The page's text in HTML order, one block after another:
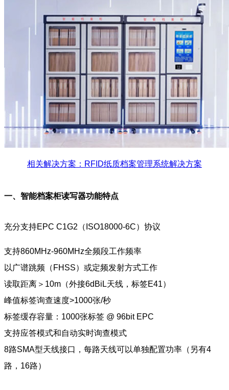
相关解决方案：RFID纸质档案管理系统解决方案
一、智能档案柜读写器功能特点
充分支持EPC C1G2（ISO18000-6C）协议
支持860MHz-960MHz全频段工作频率
以广谱跳频（FHSS）或定频发射方式工作
读取距离＞10m（外接6dBiL天线，标签E41）
峰值标签询查速度>1000张/秒
标签缓存容量：1000张标签 @ 96bit EPC
支持应答模式和自动实时询查模式
8路SMA型天线接口，每路天线可以单独配置功率（另有4
路，16路）